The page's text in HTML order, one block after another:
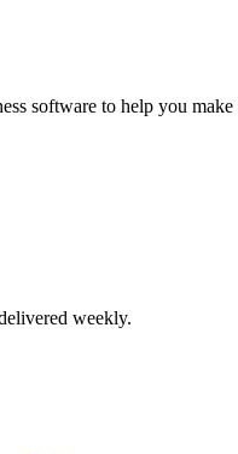
software to help you
weekly.